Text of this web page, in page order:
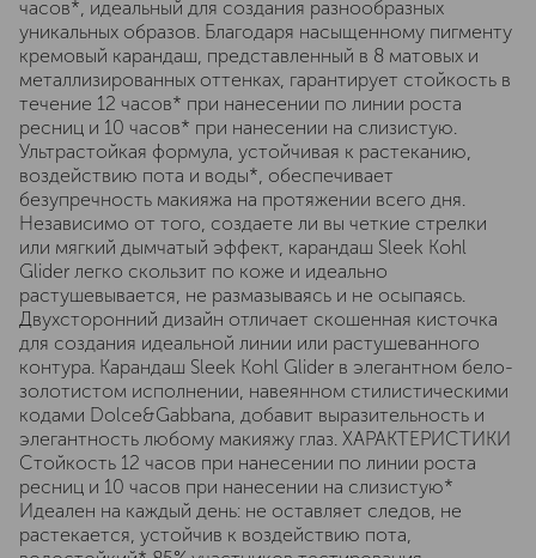
часов*, идеальный для создания разнообразных
уникальных образов. Благодаря насыщенному пигменту
кремовый карандаш, представленный в 8 матовых и
металлизированных оттенках, гарантирует стойкость в
течение 12 часов* при нанесении по линии роста
ресниц и 10 часов* при нанесении на слизистую.
Ультрастойкая формула, устойчивая к растеканию,
воздействию пота и воды*, обеспечивает
безупречность макияжа на протяжении всего дня.
Независимо от того, создаете ли вы четкие стрелки
или мягкий дымчатый эффект, карандаш Sleek Kohl
Glider легко скользит по коже и идеально
растушевывается, не размазываясь и не осыпаясь.
Двухсторонний дизайн отличает скошенная кисточка
для создания идеальной линии или растушеванного
контура. Карандаш Sleek Kohl Glider в элегантном бело-
золотистом исполнении, навеянном стилистическими
кодами Dolce&Gabbana, добавит выразительность и
элегантность любому макияжу глаз. ХАРАКТЕРИСТИКИ
Стойкость 12 часов при нанесении по линии роста
ресниц и 10 часов при нанесении на слизистую*
Идеален на каждый день: не оставляет следов, не
растекается, устойчив к воздействию пота,